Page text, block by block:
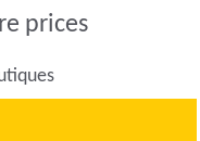
prices